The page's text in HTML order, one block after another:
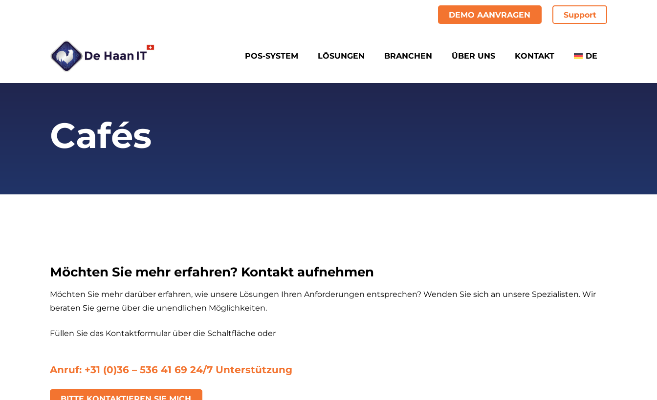
DEMO AANVRAGEN Support
POS-SYSTEM LÖSUNGEN BRANCHEN ÜBER UNS KONTAKT DE
Cafés
Möchten Sie mehr erfahren? Kontakt aufnehmen
Möchten Sie mehr darüber erfahren, wie unsere Lösungen Ihren Anforderungen entsprechen? Wenden Sie sich an unsere Spezialisten. Wir
beraten Sie gerne über die unendlichen Möglichkeiten.
Füllen Sie das Kontaktformular über die Schaltfläche oder
Anruf: +31 (0)36 – 536 41 69 24/7 Unterstützung